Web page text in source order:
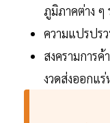
ภูมิภาคต่าง ๆ
ความแปรปร
สงครามการ
งวดส่งออกแร่